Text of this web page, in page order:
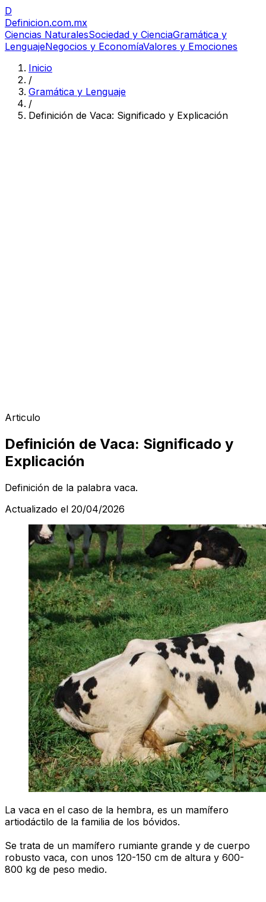
D
Definicion.com.mx
Ciencias NaturalesSociedad y CienciaGramática y
LenguajeNegocios y EconomíaValores y Emociones
Inicio
/
Gramática y Lenguaje
/
Definición de Vaca: Significado y Explicación
Articulo
Definición de Vaca: Significado y
Explicación
Definición de la palabra vaca.
Actualizado el 20/04/2026
La vaca en el caso de la hembra, es un mamífero
artiodáctilo de la familia de los bóvidos.
Se trata de un mamífero rumiante grande y de cuerpo
robusto vaca, con unos 120-150 cm de altura y 600-
800 kg de peso medio.